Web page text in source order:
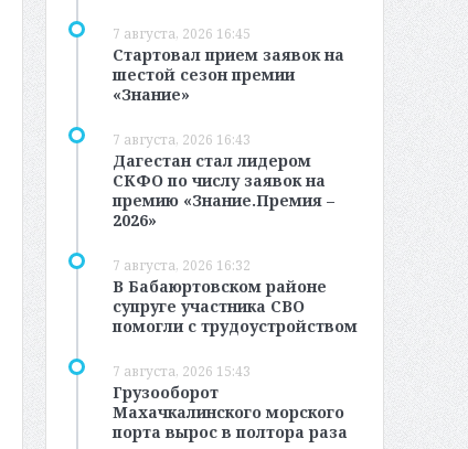
7 августа, 2026 16:45
Стартовал прием заявок на
шестой сезон премии
«Знание»
7 августа, 2026 16:43
Дагестан стал лидером
СКФО по числу заявок на
премию «Знание.Премия –
2026»
7 августа, 2026 16:32
В Бабаюртовском районе
супруге участника СВО
помогли с трудоустройством
7 августа, 2026 15:43
Грузооборот
Махачкалинского морского
порта вырос в полтора раза